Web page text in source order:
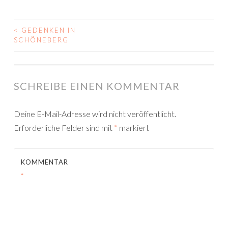
BEITRAGS-
<
GEDENKEN IN
SCHÖNEBERG
SCHREIBE EINEN KOMMENTAR
Deine E-Mail-Adresse wird nicht veröffentlicht.
Erforderliche Felder sind mit * markiert
KOMMENTAR
*